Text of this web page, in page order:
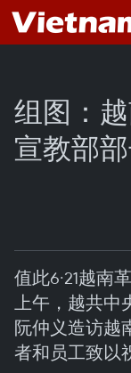
组图：
宣教部
值此6·21越南
上午，越共中
阮仲义造访越
者和员工致以